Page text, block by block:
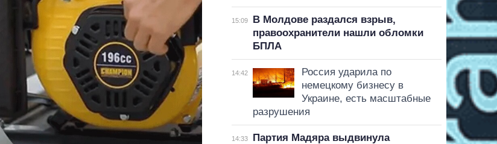
15:09
В Молдове раздался взрыв,
правоохранители нашли обломки
БПЛА
14:42
Россия ударила по
немецкому бизнесу в
Украине, есть масштабные
разрушения
14:33
Партия Мадяра выдвинула